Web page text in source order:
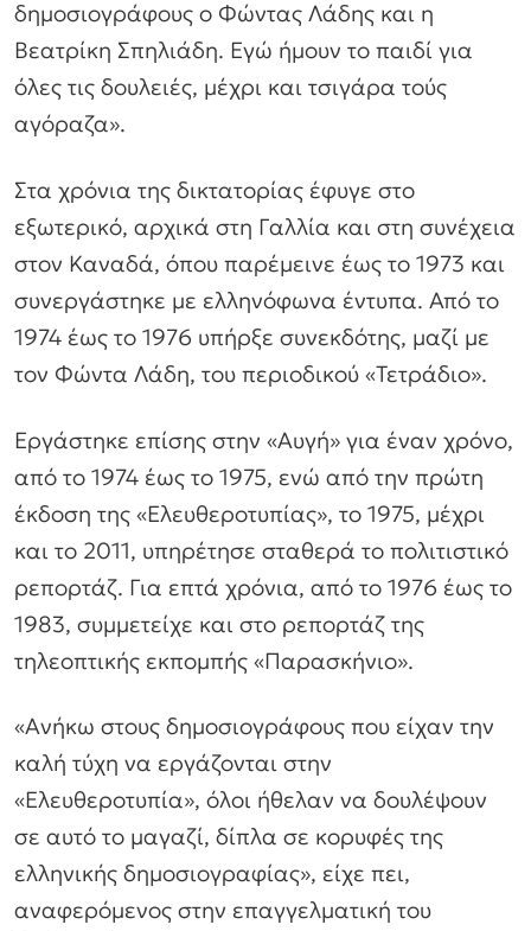
δημοσιογράφους ο Φώντας Λάδης και η
Βεατρίκη Σπηλιάδη. Εγώ ήμουν το παιδί για
όλες τις δουλειές, μέχρι και τσιγάρα τούς
αγόραζα».
Στα χρόνια της δικτατορίας έφυγε στο
εξωτερικό, αρχικά στη Γαλλία και στη συνέχεια
στον Καναδά, όπου παρέμεινε έως το 1973 και
συνεργάστηκε με ελληνόφωνα έντυπα. Από το
1974 έως το 1976 υπήρξε συνεκδότης, μαζί με
τον Φώντα Λάδη, του περιοδικού «Τετράδιο».
Εργάστηκε επίσης στην «Αυγή» για έναν χρόνο,
από το 1974 έως το 1975, ενώ από την πρώτη
έκδοση της «Ελευθεροτυπίας», το 1975, μέχρι
και το 2011, υπηρέτησε σταθερά το πολιτιστικό
ρεπορτάζ. Για επτά χρόνια, από το 1976 έως το
1983, συμμετείχε και στο ρεπορτάζ της
τηλεοπτικής εκπομπής «Παρασκήνιο».
«Ανήκω στους δημοσιογράφους που είχαν την
καλή τύχη να εργάζονται στην
«Ελευθεροτυπία», όλοι ήθελαν να δουλέψουν
σε αυτό το μαγαζί, δίπλα σε κορυφές της
ελληνικής δημοσιογραφίας», είχε πει,
αναφερόμενος στην επαγγελματική του